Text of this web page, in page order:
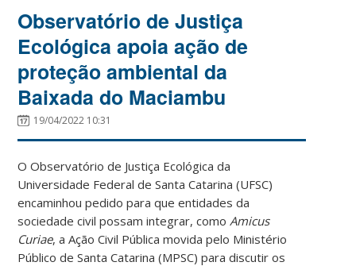
Observatório de Justiça
Ecológica apoia ação de
proteção ambiental da
Baixada do Maciambu
19/04/2022 10:31
O Observatório de Justiça Ecológica da
Universidade Federal de Santa Catarina (UFSC)
encaminhou pedido para que entidades da
sociedade civil possam integrar, como Amicus
Curiae, a Ação Civil Pública movida pelo Ministério
Público de Santa Catarina (MPSC) para discutir os